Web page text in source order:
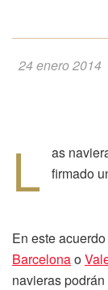
24 enero 2014
L as
firmado
En este
Barcelonao
navieras